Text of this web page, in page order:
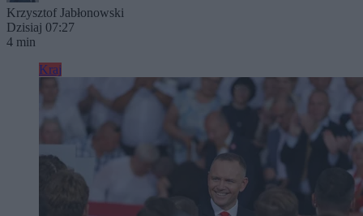
Krzysztof Jabłonowski
Dzisiaj 07:27
4 min
Kraj